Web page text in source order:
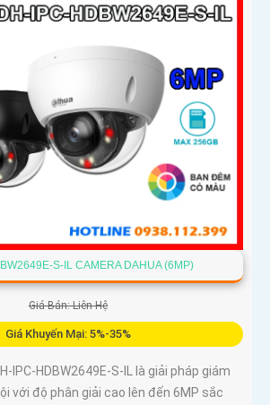
S-IL CAMERA DAHUA (6MP)
Giá Bán: Liên Hệ
Giá Khuyến Mại: 5%-35%
IPC-HDBW2649E-S-IL là giải pháp giám
với độ phân giải cao lên đến 6MP sắc